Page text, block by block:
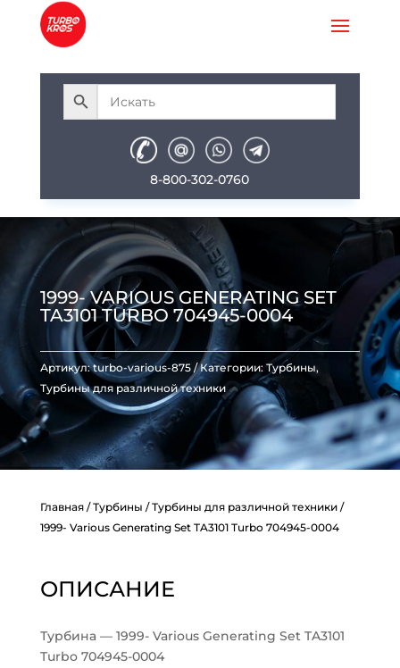
8-800-302-0760
1999- VARIOUS GENERATING SET
TA3101 TURBO 704945-0004
Артикул:turbo-various-875 Категории: Турбины,
Турбины для различной техники
Главная/Турбины /Турбины для различной техники/
1999- Various Generating Set TA3101 Turbo 704945-0004
ОПИСАНИЕ
Турбина — 1999- Various Generating Set TA3101
Turbo 704945-0004